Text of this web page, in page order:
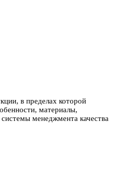
в пределах которой
материалы,
менеджмента качества